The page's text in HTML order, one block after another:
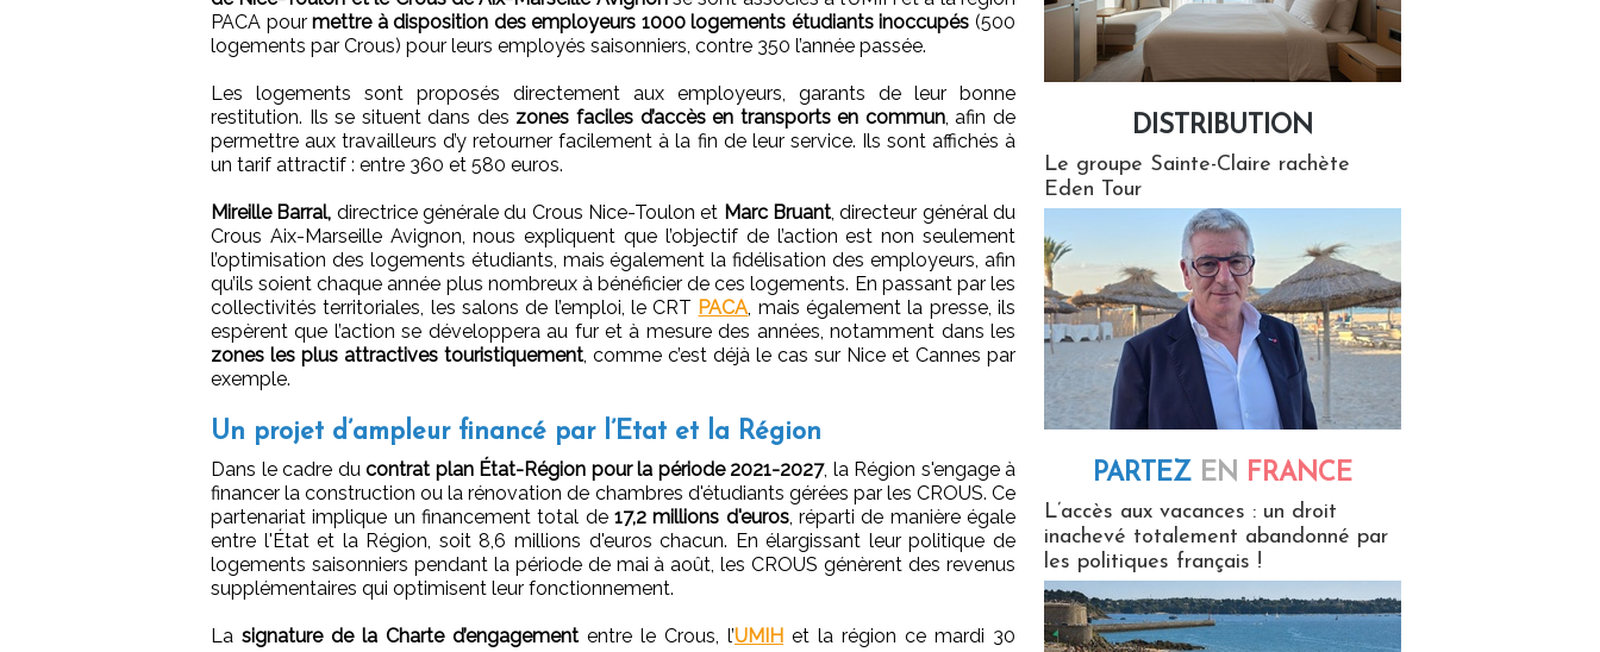
PACA pourmettre à disposition des employeurs 1000 logements étudiants inoccupés (500
logements par Crous) pour leurs employés saisonniers, contre 350 l’année passée.
Les logements sont proposés directement aux employeurs, garants de leur bonne
restitution. Ils se situent dans des zones faciles d’accès en transports en commun, afin de
permettre aux travailleurs d’y retourner facilement à la fin de leur service. Ils sont affichés à
un tarif attractif : entre 360 et 580 euros.
Mireille Barral, directrice générale du Crous Nice-Toulon et Marc Bruant, directeur général du
Crous Aix-Marseille Avignon, nous expliquent que l’objectif de l’action est non seulement
l’optimisation des logements étudiants, mais également la fidélisation des employeurs, afin
qu’ils soient chaque année plus nombreux à bénéficier de ces logements. En passant par les
collectivités territoriales, les salons de l’emploi, le CRT PACA, mais également la presse, ils
espèrent que l’action se développera au fur et à mesure des années, notamment dans les
zones les plus attractives touristiquement, comme c’est déjà le cas sur Nice et Cannes par
exemple.
Un projet d’ampleur financé par l’Etat et la Région
Dans le cadre du contrat plan État-Région pour la période 2021-2027, la Région s'engage à
financer la construction ou la rénovation de chambres d'étudiants gérées par les CROUS. Ce
partenariat implique un financement total de 17,2 millions d'euros, réparti de manière égale
entre l'État et la Région, soit 8,6 millions d'euros chacun. En élargissant leur politique de
logements saisonniers pendant la période de mai à août, les CROUS génèrent des revenus
supplémentaires qui optimisent leur fonctionnement.
La signature de la Charte d’engagement entre le Crous, l’UMIH et la région ce mardi 30
DISTRIBUTION
Le groupe Sainte-Claire rachète
Eden Tour
PARTEZ EN FRANCE
L’accès aux vacances : un droit
inachevé totalement abandonné par
les politiques français !